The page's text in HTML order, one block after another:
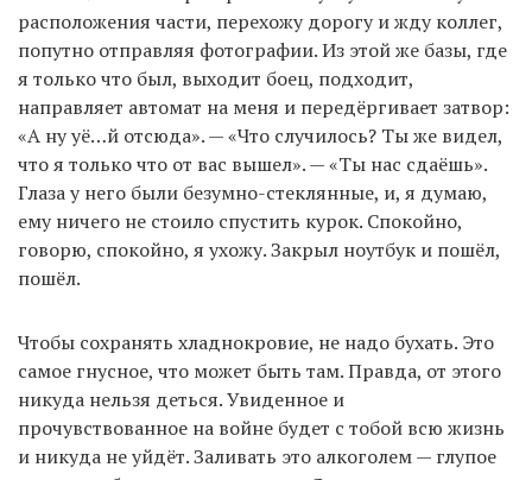
расположения части, перехожу дорогу и жду коллег,
попутно отправляя фотографии. Из этой же базы, где
я только что был, выходит боец, подходит,
направляет автомат на меня и передёргивает затвор:
«А ну уё…й отсюда». — «Что случилось? Ты же видел,
что я только что от вас вышел». — «Ты нас сдаёшь».
Глаза у него были безумно-стеклянные, и, я думаю,
ему ничего не стоило спустить курок. Спокойно,
говорю, спокойно, я ухожу. Закрыл ноутбук и пошёл,
пошёл.
Чтобы сохранять хладнокровие, не надо бухать. Это
самое гнусное, что может быть там. Правда, от этого
никуда нельзя деться. Увиденное и
прочувствованное на войне будет с тобой всю жизнь
и никуда не уйдёт. Заливать это алкоголем — глупое